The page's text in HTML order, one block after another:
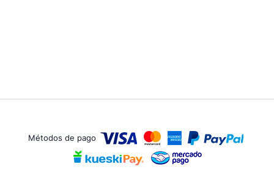
Métodos de pago